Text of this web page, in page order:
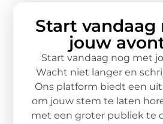
Start vandaag
jouw
Start vandaag nog met
Wacht niet langer en
Ons platform biedt een
om jouw stem te laten
met een groter publiek te